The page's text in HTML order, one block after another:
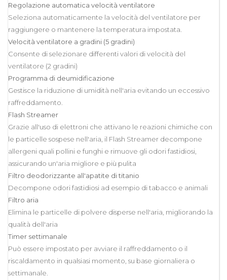
Regolazione automatica velocità ventilatore
Seleziona automaticamente la velocità del ventilatore per
raggiungere o mantenere la temperatura impostata.
Velocità ventilatore a gradini (5 gradini)
Consente di selezionare differenti valori di velocità del
ventilatore (2 gradini)
Programma di deumidificazione
Gestisce la riduzione di umidità nell'aria evitando un eccessivo
raffreddamento.
Flash Streamer
Grazie all'uso di elettroni che attivano le reazioni chimiche con
le particelle sospese nell'aria, il Flash Streamer decompone
allergeni quali pollini e funghi e rimuove gli odori fastidiosi,
assicurando un'aria migliore e più pulita
Filtro deodorizzante all'apatite di titanio
Decompone odori fastidiosi ad esempio di tabacco e animali
Filtro aria
Elimina le particelle di polvere disperse nell'aria, migliorando la
qualità dell'aria
Timer settimanale
Può essere impostato per avviare il raffreddamento o il
riscaldamento in qualsiasi momento, su base giornaliera o
settimanale.